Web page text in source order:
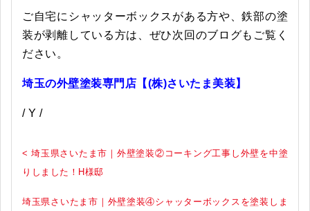
ご自宅にシャッターボックスがある方や、鉄部の塗
装が剥離している方は、ぜひ次回のブログもご覧く
ださい。
埼玉の外壁塗装専門店【(株)さいたま美装】
/ Y /
< 埼玉県さいたま市｜外壁塗装②コーキング工事し外壁を中塗
りしました！H様邸
埼玉県さいたま市｜外壁塗装④シャッターボックスを塗装しま